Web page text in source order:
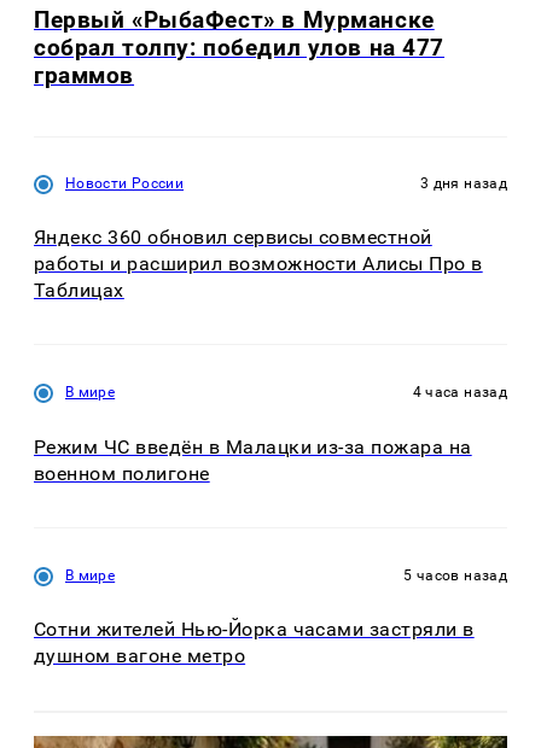
Первый «РыбаФест» в Мурманске
собрал толпу: победил улов на 477
граммов
Новости России 3 дня назад
Яндекс 360 обновил сервисы совместной
работы и расширил возможности Алисы Про в
Таблицах
В мире 4 часа назад
Режим ЧС введён в Малацки из-за пожара на
военном полигоне
В мире 5 часов назад
Сотни жителей Нью-Йорка часами застряли в
душном вагоне метро